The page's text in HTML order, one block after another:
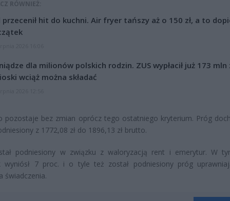
RÓWNIEŻ:
przecenił hit do kuchni. Air fryer tańszy aż o 150 zł, a to
dla milionów polskich rodzin. ZUS wypłacił już 173 mln
wciąż można składać
pozostaje bez zmian oprócz tego ostatniego kryterium. Próg
z 1772,08 zł do 1896,13 zł brutto.
podniesiony w związku z waloryzacją rent i emerytur. W
wyniósł 7 proc. i o tyle też został podniesiony próg
świadczenia.